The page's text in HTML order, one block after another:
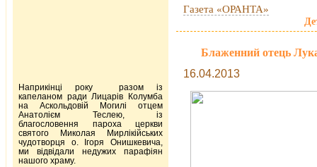
Газета «ОРАНТА»
Блаженний отець
16.04.2013
Наприкінці року разом із
капеланом ради Лицарів Колумба
на Аскольдовій Могилі отцем
Анатолієм Теслею, із
благословення пароха церкви
святого Миколая Мирлікійських
чудотворця о. Ігоря Онишкевича,
ми відвідали недужих парафіян
нашого храму.